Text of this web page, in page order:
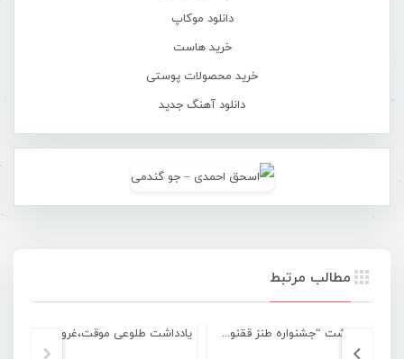
دانلود موکاپ
خرید هاست
خرید محصولات پوستی
دانلود آهنگ جدید
مطالب مرتبط
یادداشت “جشنواره طنز ققنوس” به قلم کورش سلمانی